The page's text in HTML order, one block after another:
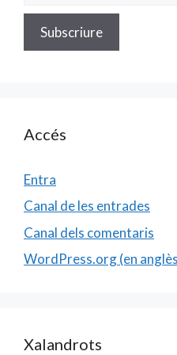
Accés
Entra
Canal de les entrades
Canal dels comentaris
WordPress.org (en
Xalandrots